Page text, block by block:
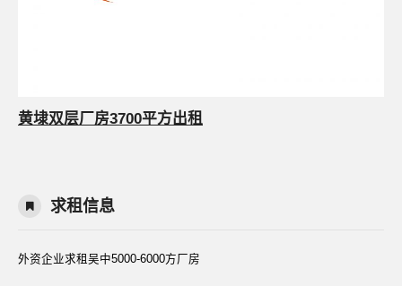
黄埭双层厂房3700平方出租
求租信息
外资企业求租吴中5000-6000方厂房